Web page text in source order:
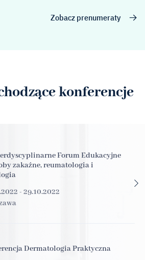
Zobacz prenumeraty
konferencje
Forum Edukacyjne
zakaźne, reumatologia i
- 29.10.2022
Dermatologia Praktyczna